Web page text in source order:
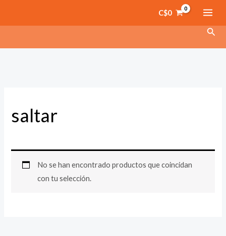
C$0
saltar
No se han encontrado productos que coincidan
con tu selección.